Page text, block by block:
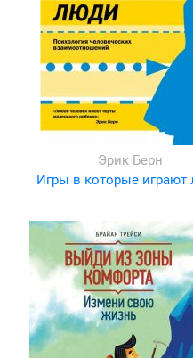
Эрик Берн
Игры в которые играют